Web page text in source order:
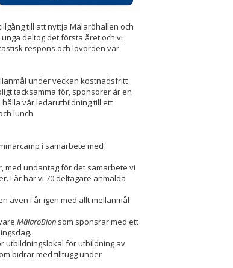
till att nyttja Mälaröhallen och
deltog det första året och vi
respons och lovorden var
under veckan kostnadsfritt
tacksamma för, sponsorer är en
vår ledarutbildning till ett
lunch.
i samarbete med
med undantag för det samarbete vi
I år har vi 70 deltagare anmälda
även i år igen med allt mellanmål
MälaröBion som sponsrar med ett
utbildningslokal för utbildning av
bidrar med tilltugg under